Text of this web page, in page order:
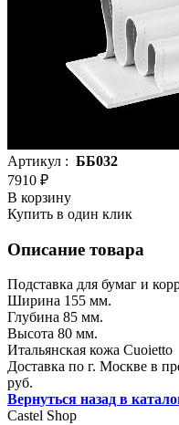
Артикул : ББ032
7910 ₽
В корзину
Купить в один клик
Описание товара
Подставка для бумаг и
Ширина 155 мм.
Глубина 85 мм.
Высота 80 мм.
Итальянская кожа Cuoietto
Доставка по г. Москве в
руб.
Вернуться назад в
Castel Shop